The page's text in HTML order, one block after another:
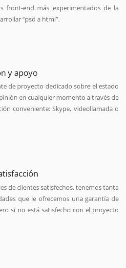
front-end más experimentados de la
“psd a html”.
y apoyo
de proyecto dedicado sobre el estado
en cualquier momento a través de
conveniente: Skype, videollamada o
de clientes satisfechos, tenemos tanta
que le ofrecemos una garantía de
si no está satisfecho con el proyecto